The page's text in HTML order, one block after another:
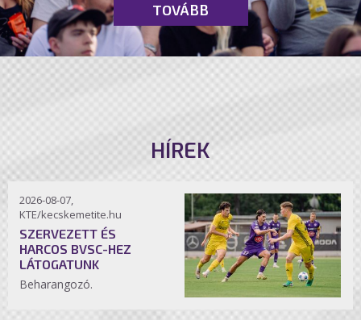
TOVÁBB
HÍREK
2026-08-07,
KTE/kecskemetite.hu
SZERVEZETT ÉS
HARCOS BVSC-HEZ
LÁTOGATUNK
Beharangozó.